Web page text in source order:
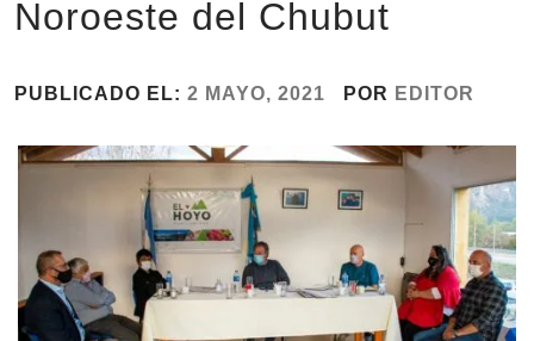
Noroeste del Chubut
PUBLICADO EL: 2 MAYO, 2021 POR EDITOR